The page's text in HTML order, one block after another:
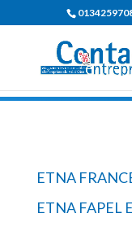
ETNA
ETNA FAPEL